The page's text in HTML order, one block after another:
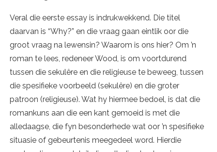
Veral die eerste essay is indrukwekkend. Die titel
daarvan is “Why?” en die vraag gaan eintlik oor die
groot vraag na lewensin? Waarom is ons hier? Om ’n
roman te lees, redeneer Wood, is om voortdurend
tussen die sekulêre en die religieuse te beweeg, tussen
die spesifieke voorbeeld (sekulêre) en die groter
patroon (religieuse). Wat hy hiermee bedoel, is dat die
romankuns aan die een kant gemoeid is met die
alledaagse, die fyn besonderhede wat oor ’n spesifieke
situasie of gebeurtenis meegedeel word. Hierdie